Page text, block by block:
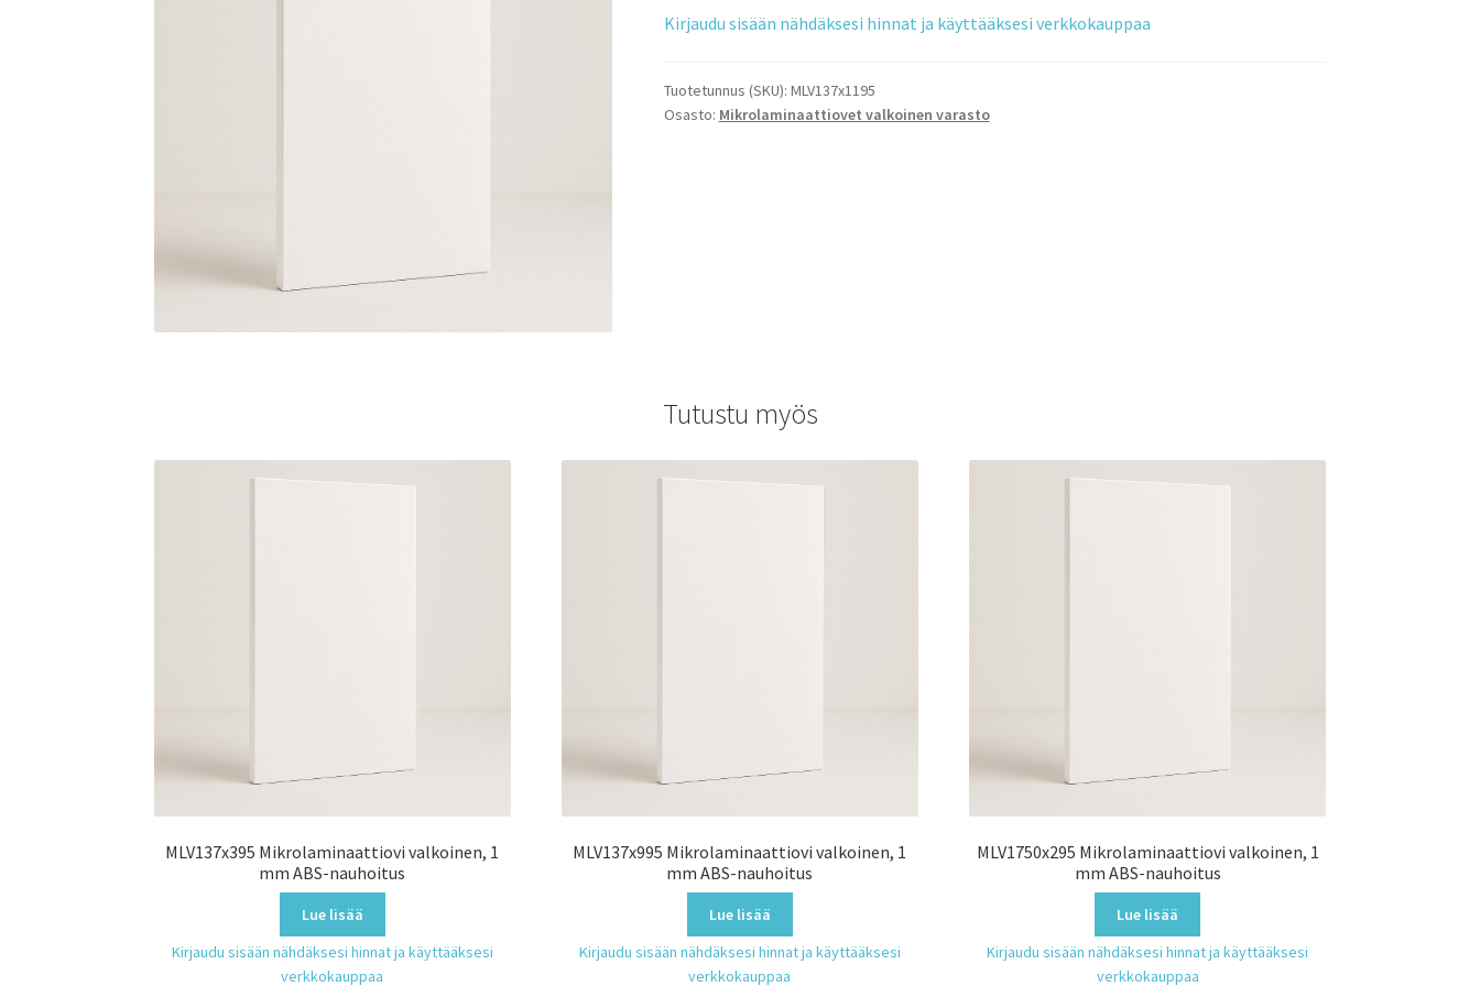
Kirjaudu sisään nähdäksesi hinnat ja käyttääksesi verkkokauppaa
Tuotetunnus (SKU): MLV137x1195
Osasto: Mikrolaminaattiovet valkoinen varasto
Tutustu myös
MLV137x395 Mikrolaminaattiovi valkoinen, 1
mm ABS-nauhoitus
Lue lisää
Kirjaudu sisään nähdäksesi hinnat ja käyttääksesi
verkkokauppaa
MLV137x995 Mikrolaminaattiovi valkoinen, 1
mm ABS-nauhoitus
Lue lisää
Kirjaudu sisään nähdäksesi hinnat ja käyttääksesi
verkkokauppaa
MLV1750x295 Mikrolaminaattiovi valkoinen, 1
mm ABS-nauhoitus
Lue lisää
Kirjaudu sisään nähdäksesi hinnat ja käyttääksesi
verkkokauppaa